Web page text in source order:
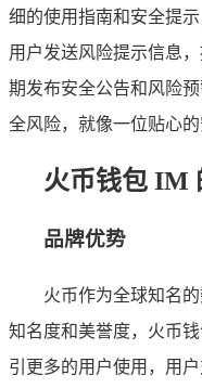
细的使用指南和安全提
用户发送风险提示信息
期发布安全公告和风险
全风险，就像一位贴心的
火币钱包 IM
品牌优势
火币作为全球知名
知名度和美誉度，火币
引更多的用户使用，用